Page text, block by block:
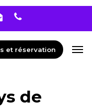
et réservation
de
Menu